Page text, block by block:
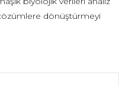
dönüştürmeyi